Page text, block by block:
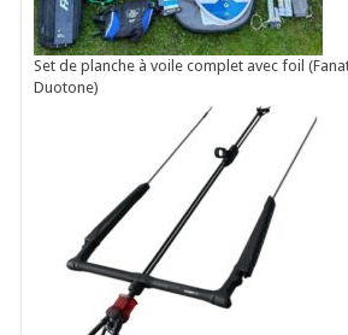
Set de planche à voile complet avec foil
Duotone)